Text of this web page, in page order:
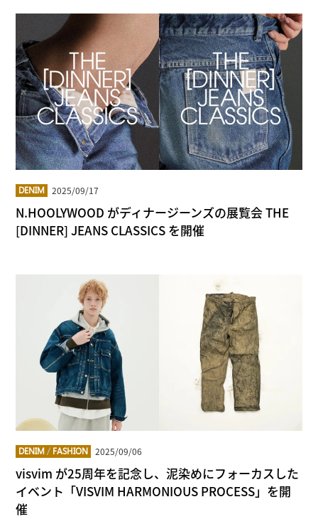
DENIM 2025/09/17
N.HOOLYWOOD がディナージーンズの展覧会 THE
[DINNER] JEANS CLASSICS を開催
DENIM / FASHION 2025/09/06
visvim が25周年を記念し、泥染めにフォーカスした
イベント「VISVIM HARMONIOUS PROCESS」を開
催